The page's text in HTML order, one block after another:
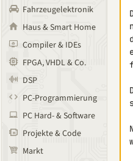
Fahrzeugelektronik
Haus & Smart Home
Compiler & IDEs
FPGA, VHDL & Co.
DSP
PC-Programmierung
PC Hard- & Software
Projekte & Code
Markt